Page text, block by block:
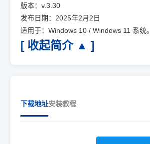
版本：v.3.30
发布日期：2025年2月2日
适用于：Windows 10 / Windows 11 系统。
[ 收起简介 ▲ ]
下载地址安装教程